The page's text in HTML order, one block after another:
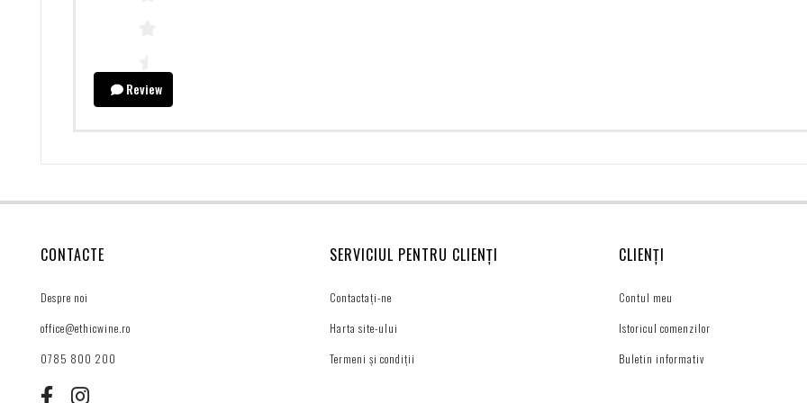
Review
CONTACTE
Despre noi
office@ethicwine.ro
0785 800 200
SERVICIUL PENTRU CLIENȚI
Contactați-ne
Harta site-ului
Termeni și condiții
CLIENȚI
Contul meu
Istoricul comenzilor
Buletin informativ